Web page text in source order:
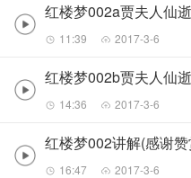
11:39 2017-3-6
14:36 2017-3-6
红楼梦002讲解(感谢赞
16:47 2017-3-6